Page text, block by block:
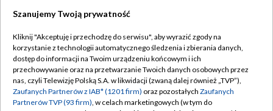
TVP
Abonament TVP
Emisja w TVP
Regulamin TVP
Polityka prywatności
Szanujemy Twoją prywatność
Kliknij "Akceptuję i przechodzę do serwisu", aby wyrazić zgody na
korzystanie z technologii automatycznego śledzenia i zbierania danych,
dostęp do informacji na Twoim urządzeniu końcowym i ich
przechowywanie oraz na przetwarzanie Twoich danych osobowych przez
nas, czyli Telewizję Polską S.A. w likwidacji (zwaną dalej również „TVP”),
Zaufanych Partnerów z IAB* (1201 firm) oraz pozostałych Zaufanych
Partnerów TVP (93 firm), w celach marketingowych (w tym do